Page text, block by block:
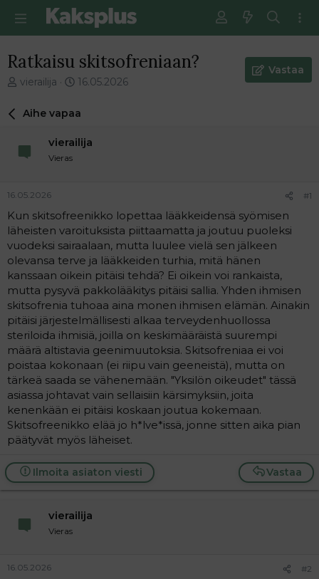
Ratkaisu skitsofreniaan?
V
e
i
t
u
n
a
l
o
t
t
a
j
a
vierailija
E
s
m
m
n
v
i
e
s
t
i
16.05.2026
Vastaa
Aihe vapaa
vierailija
Vieras
16.05.2026 #1
Kun skitsofreenikko lopettaa lääkkeidensä syömisen
läheisten varoituksista piittaamatta ja joutuu puoleksi
vuodeksi sairaalaan, mutta luulee vielä sen jälkeen
olevansa terve ja lääkkeiden turhia, mitä hänen
kanssaan oikein pitäisi tehdä? Ei oikein voi rankaista,
mutta pysyvä pakkolääkitys pitäisi sallia. Yhden ihmisen
skitsofrenia tuhoaa aina monen ihmisen elämän. Ainakin
pitäisi järjestelmällisesti alkaa terveydenhuollossa
steriloida ihmisiä, joilla on keskimääräistä suurempi
määrä altistavia geenimuutoksia. Skitsofreniaa ei voi
poistaa kokonaan (ei riipu vain geeneistä), mutta on
tärkeä saada se vähenemään. "Yksilön oikeudet" tässä
asiassa johtavat vain sellaisiin kärsimyksiin, joita
kenenkään ei pitäisi koskaan joutua kokemaan.
Skitsofreenikko elää jo h*lve*issä, jonne sitten aika pian
päätyvät myös läheiset.
Vastaa
Ilmoita asiaton viesti
vierailija
Vieras
16.05.2026 #2